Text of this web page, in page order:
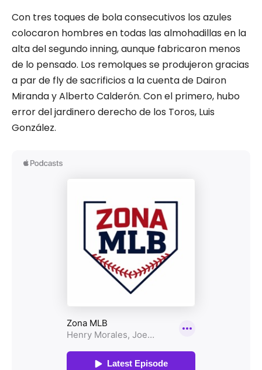
Con tres toques de bola consecutivos los azules
colocaron hombres en todas las almohadillas en la
alta del segundo inning, aunque fabricaron menos
de lo pensado. Los remolques se produjeron gracias
a par de fly de sacrificios a la cuenta de Dairon
Miranda y Alberto Calderón. Con el primero, hubo
error del jardinero derecho de los Toros, Luis
González.